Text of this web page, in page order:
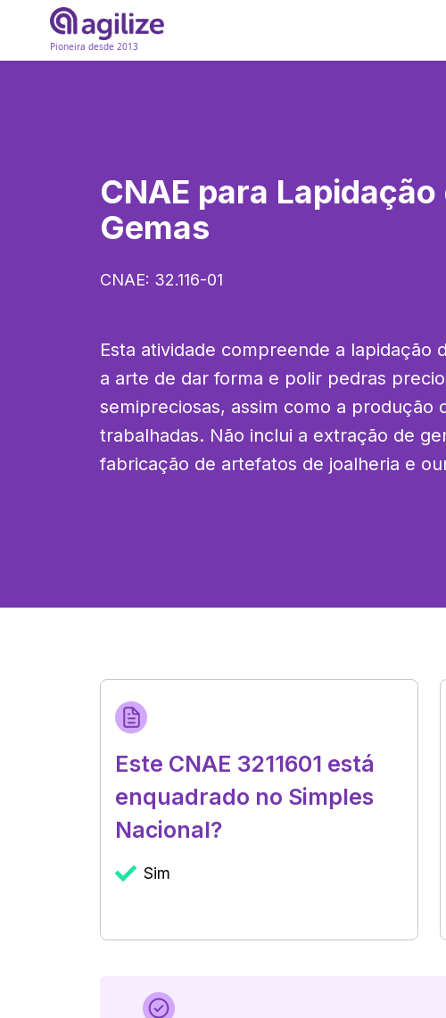
Pioneira desde 2013
CNAE para Lapidação
Gemas
CNAE: 32.116-01
Esta atividade compreende a lapidação
a arte de dar forma e polir pedras
semipreciosas, assim como a produção
trabalhadas. Não inclui a extração de
fabricação de artefatos de joalheria e
Este CNAE 3211601 está
enquadrado no Simples
Nacional?
Sim